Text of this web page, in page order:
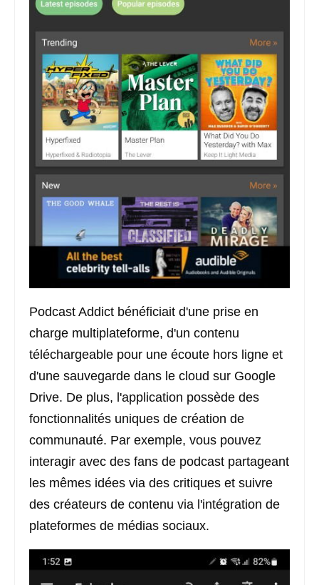
Podcast Addict bénéficiait d'une prise en
charge multiplateforme, d'un contenu
téléchargeable pour une écoute hors ligne et
d'une sauvegarde dans le cloud sur Google
Drive. De plus, l'application possède des
fonctionnalités uniques de création de
communauté. Par exemple, vous pouvez
interagir avec des fans de podcast partageant
les mêmes idées via des critiques et suivre
des créateurs de contenu via l'intégration de
plateformes de médias sociaux.